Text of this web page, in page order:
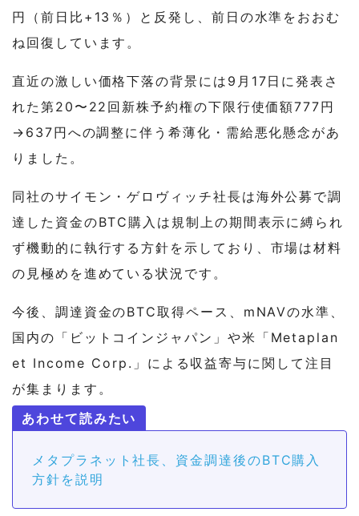
円（前日比+13％）と反発し、前日の水準をおおむ
ね回復しています。
直近の激しい価格下落の背景には9月17日に発表さ
れた第20〜22回新株予約権の下限行使価額777円
→637円への調整に伴う希薄化・需給悪化懸念があ
りました。
同社のサイモン・ゲロヴィッチ社長は海外公募で調
達した資金のBTC購入は規制上の期間表示に縛られ
ず機動的に執行する方針を示しており、市場は材料
の見極めを進めている状況です。
今後、調達資金のBTC取得ペース、mNAVの水準、
国内の「ビットコインジャパン」や米「Metaplan
et Income Corp.」による収益寄与に関して注目
が集まります。
メタプラネット社長、資金調達後のBTC購入
方針を説明